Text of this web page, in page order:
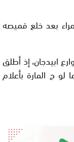
بعد خلع قميصه
ابيدجان، إذ أطلق
لو ح المارة بأعلام